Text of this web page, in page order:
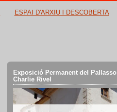
ESPAI D'ARXIU I DESCOBERTA
Exposició Permanent del Pallasso
Charlie Rivel